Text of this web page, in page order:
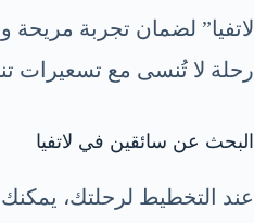
لاتفيا” لضمان تجربة
رحلة لا تُنسى مع تسعيرات
البحث عن سائقين في لاتفيا